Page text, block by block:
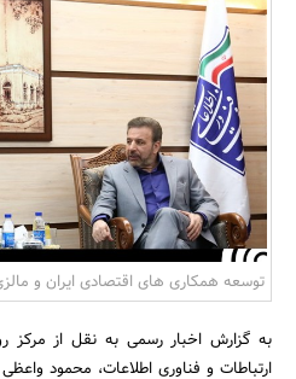
توسعه همکاری های اقتصادی ایران و
به گزارش اخبار رسمی به نقل از مرکز
ارتباطات و فناوری اطلاعات، محمود